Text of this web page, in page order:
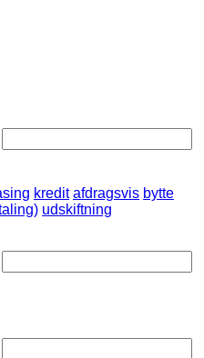
kredit afdragsvis bytte
udskiftning